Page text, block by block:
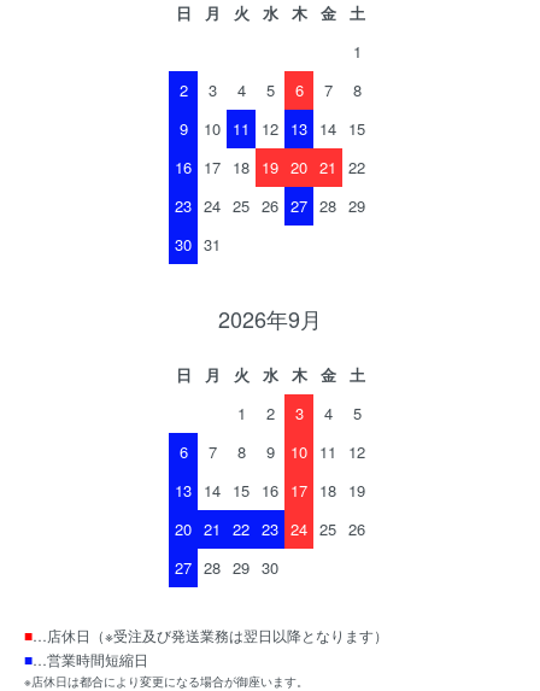
日 月 火 水 木 金
土
1
2
3 4 5 6 7
8
9
10 11 12 13 14 15
16 17 18 19 20 21
22
23 24 25 26 27 28 29
30 31
2026年9月
日 月 火 水 木 金
土
1
2 3 4
5
6
7 8 9 10 11
12
13 14 15 16 17 18 19
20 21 22 23 24 25 26
27 28 29 30
■…店休日（※受注及び発送業務は翌日以降となります）
■…営業時間短縮日
※店休日は都合により変更になる場合が御座います。